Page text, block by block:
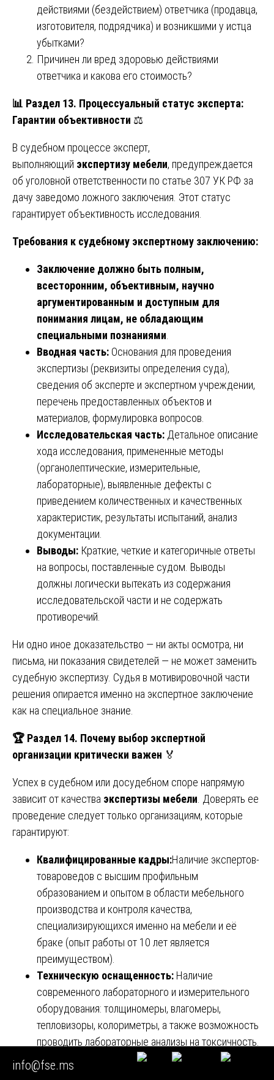
действиями (бездействием) ответчика (продавца,
изготовителя, подрядчика) и возникшими у истца
убытками?
Причинен ли вред здоровью действиями
ответчика и какова его стоимость?
📊 Раздел 13. Процессуальный статус эксперта:
Гарантии объективности ⚖️
В судебном процессе эксперт,
выполняющий экспертизу мебели, предупреждается
об уголовной ответственности по статье 307 УК РФ за
дачу заведомо ложного заключения. Этот статус
гарантирует объективность исследования.
Требования к судебному экспертному заключению:
Заключение должно быть полным,
всесторонним, объективным, научно
аргументированным и доступным для
понимания лицам, не обладающим
специальными познаниями
Вводная часть: Основания для проведения
экспертизы (реквизиты определения суда),
сведения об эксперте и экспертном учреждении,
перечень предоставленных объектов и
материалов, формулировка вопросов.
Исследовательская часть: Детальное описание
хода исследования, примененные методы
(органолептические, измерительные,
лабораторные), выявленные дефекты с
приведением количественных и качественных
характеристик, результаты испытаний, анализ
документации.
Выводы: Краткие, четкие и категоричные ответы
на вопросы, поставленные судом. Выводы
должны логически вытекать из содержания
исследовательской части и не содержать
противоречий.
Ни одно иное доказательство — ни акты осмотра, ни
письма, ни показания свидетелей — не может заменить
судебную экспертизу. Судья в мотивировочной части
решения опирается именно на экспертное заключение
как на специальное знание.
🏆 Раздел 14. Почему выбор экспертной
организации критически важен 🏅
Успех в судебном или досудебном споре напрямую
зависит от качества экспертизы мебели . Доверять ее
проведение следует только организациям, которые
гарантируют:
Квалифицированные кадры:Наличие экспертов-
товароведов с высшим профильным
образованием и опытом в области мебельного
производства и контроля качества,
специализирующихся именно на мебели и её
браке (опыт работы от 10 лет является
преимуществом).
Техническую оснащенность: Наличие
современного лабораторного и измерительного
оборудования: толщиномеры, влагомеры,
тепловизоры, колориметры, а также возможность
проводить лабораторные анализы на токсичность.
Опыт судебной работы:
Умение формулировать
выводы в строгом соответствии с
info@fse.ms